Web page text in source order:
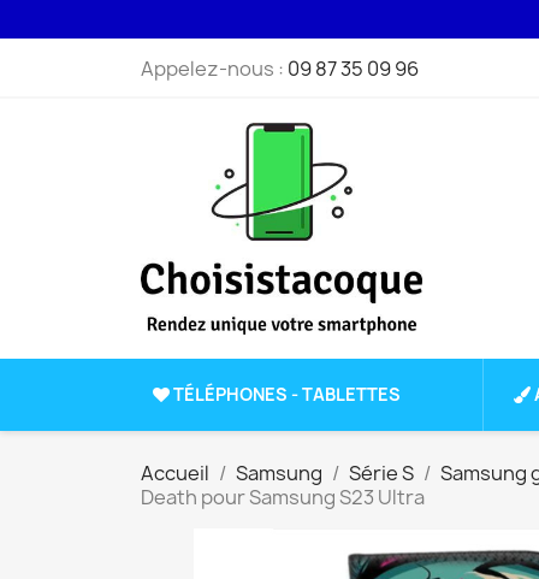
Appelez-nous : 09 87 35 09 96
TÉLÉPHONES - TABLETTES
Accueil Samsung Série S
Samsung
Death pour Samsung S23 Ultra